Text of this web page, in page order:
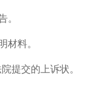
料。
交的上诉状。